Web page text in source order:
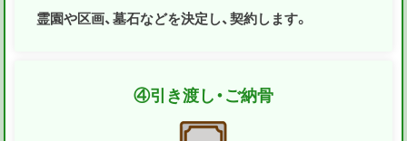
霊園や区画、墓石などを決定し、契約します。
④引き渡し・ご納骨